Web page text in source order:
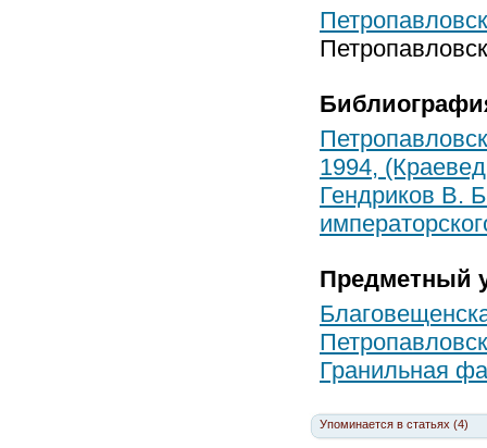
1994,
Гендриков В.
Предметный
Гранильная
Упоминается в статьях (4)